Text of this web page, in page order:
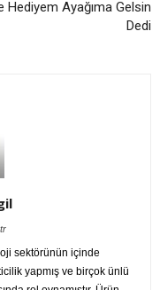
Hediyem Ayağıma Gelsin
Dedi
sektörünün içinde
yapmış ve birçok ünlü